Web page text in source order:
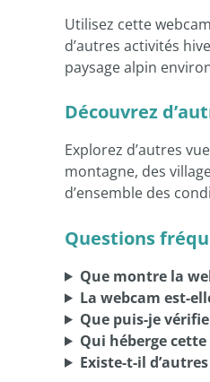
Utilisez cette
d’autres activités
paysage alpin
Découvrez
Explorez d’autres
montagne, des
d’ensemble des
Questions
Que montre la
La webcam est-
Que puis-je
Qui héberge
Existe-t-il